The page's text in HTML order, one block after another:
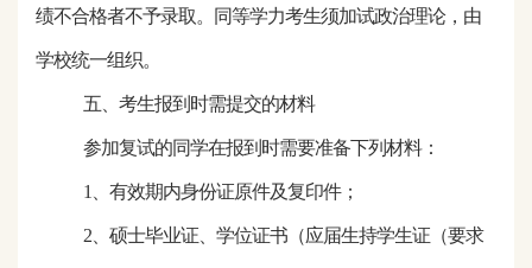
绩不合格者不予录取。同等学力考生须加试政治理论，由
学校统一组织。
五、考生报到时需提交的材料
参加复试的同学在报到时需要准备下列材料：
1、有效期内身份证原件及复印件；
2、硕士毕业证、学位证书（应届生持学生证（要求